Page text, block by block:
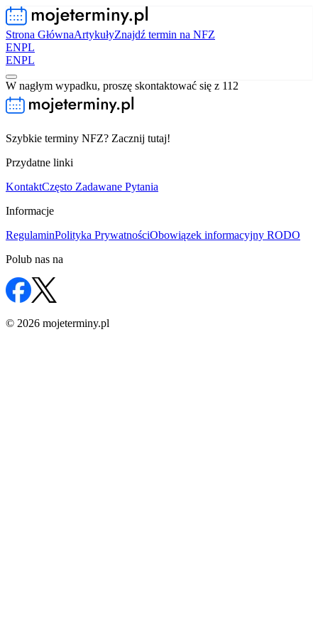
Strona GłównaArtykułyZnajdź termin na NFZ
ENPL
ENPL
W nagłym wypadku, proszę skontaktować się z 112
Szybkie terminy NFZ? Zacznij tutaj!
Przydatne linki
KontaktCzęsto Zadawane Pytania
Informacje
RegulaminPolityka PrywatnościObowiązek informacyjny RODO
Polub nas na
© 2026 mojeterminy.pl